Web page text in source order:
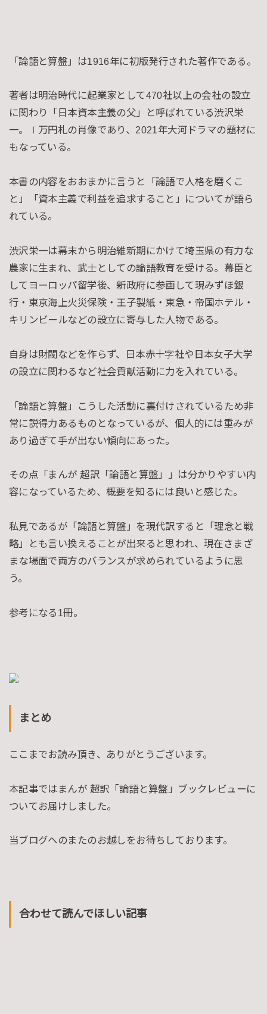
「論語と算盤」は1916年に初版発行された著作である。
著者は明治時代に起業家として470社以上の会社の設立
に関わり「日本資本主義の父」と呼ばれている渋沢栄
一。Ⅰ万円札の肖像であり、2021年大河ドラマの題材に
もなっている。
本書の内容をおおまかに言うと「論語で人格を磨くこ
と」「資本主義で利益を追求すること」についてが語ら
れている。
渋沢栄一は幕末から明治維新期にかけて埼玉県の有力な
農家に生まれ、武士としての論語教育を受ける。幕臣と
してヨーロッパ留学後、新政府に参画して現みずほ銀
行・東京海上火災保険・王子製紙・東急・帝国ホテル・
キリンビールなどの設立に寄与した人物である。
自身は財閥などを作らず、日本赤十字社や日本女子大学
の設立に関わるなど社会貢献活動に力を入れている。
「論語と算盤」こうした活動に裏付けされているため非
常に説得力あるものとなっているが、個人的には重みが
あり過ぎて手が出ない傾向にあった。
その点「まんが 超訳「論語と算盤」」は分かりやすい内
容になっているため、概要を知るには良いと感じた。
私見であるが「論語と算盤」を現代訳すると「理念と戦
略」とも言い換えることが出来ると思われ、現在さまざ
まな場面で両方のバランスが求められているように思
う。
参考になる1冊。
まとめ
ここまでお読み頂き、ありがとうございます。
本記事ではまんが 超訳「論語と算盤」ブックレビューに
ついてお届けしました。
当ブログへのまたのお越しをお待ちしております。
合わせて読んでほしい記事